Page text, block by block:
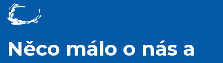
Něco málo o nás a